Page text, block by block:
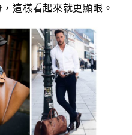
這樣看起來就更顯眼。